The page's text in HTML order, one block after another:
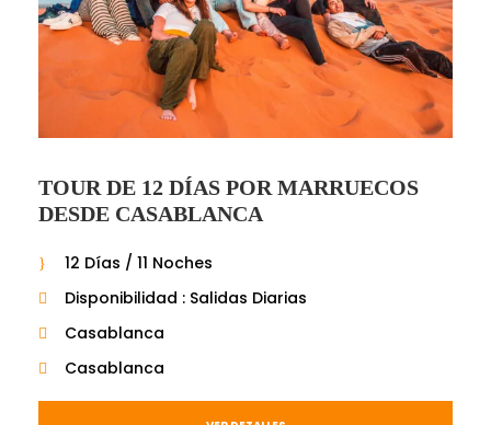
TOUR DE 12 DÍAS POR MARRUECOS
DESDE CASABLANCA
12 Días / 11 Noches
Disponibilidad : Salidas Diarias
Casablanca
Casablanca